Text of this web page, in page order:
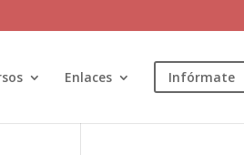
Enlaces Infórmate